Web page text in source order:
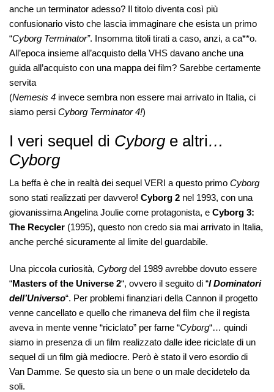
anche un terminator adesso? Il titolo diventa così più
confusionario visto che lascia immaginare che esista un primo
“Cyborg Terminator”. Insomma titoli tirati a caso, anzi, a ca**o.
All’epoca insieme all’acquisto della VHS davano anche una
guida all’acquisto con una mappa dei film? Sarebbe certamente
servita
(Nemesis 4 invece sembra non essere mai arrivato in Italia, ci
siamo persi Cyborg Terminator 4!)
I veri sequel di Cyborg e altri…
Cyborg
La beffa è che in realtà dei sequel VERI a questo primo Cyborg
sono stati realizzati per davvero! Cyborg 2 nel 1993, con una
giovanissima Angelina Joulie come protagonista, e Cyborg 3:
The Recycler (1995), questo non credo sia mai arrivato in Italia,
anche perché sicuramente al limite del guardabile.
Una piccola curiosità, Cyborg del 1989 avrebbe dovuto essere
“Masters of the Universe 2“, ovvero il seguito di “I Dominatori
dell’Universo“. Per problemi finanziari della Cannon il progetto
venne cancellato e quello che rimaneva del film che il regista
aveva in mente venne “riciclato” per farne “Cyborg“… quindi
siamo in presenza di un film realizzato dalle idee riciclate di un
sequel di un film già mediocre. Però è stato il vero esordio di
Van Damme. Se questo sia un bene o un male decidetelo da
soli.